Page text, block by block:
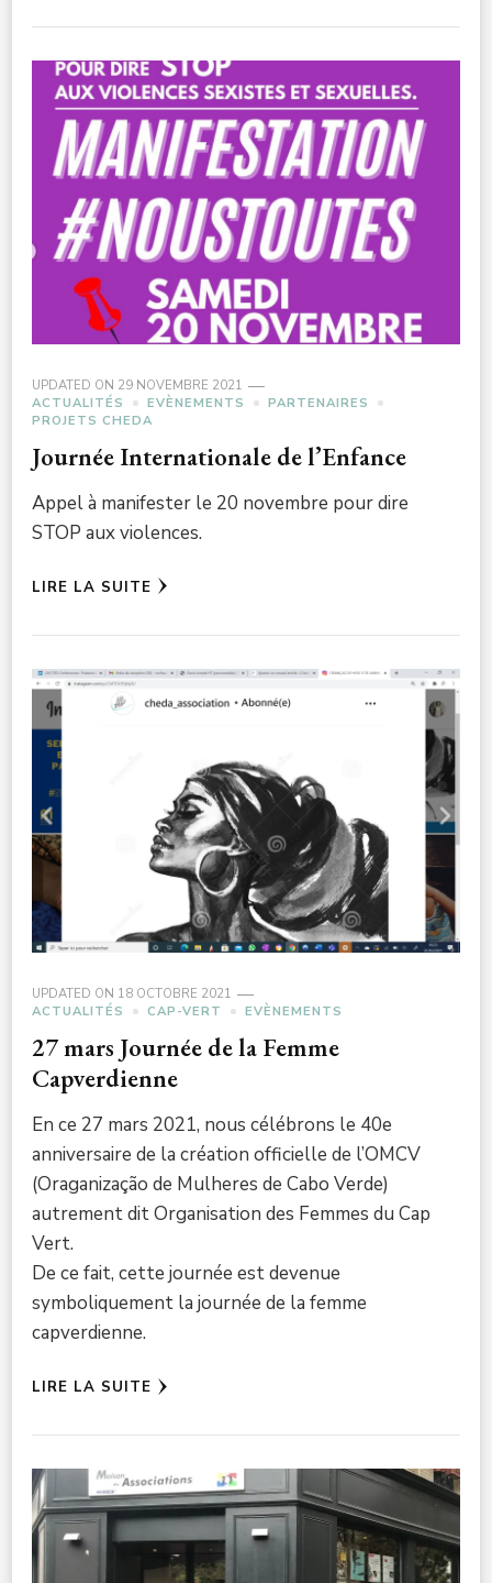
UPDATED ON 29 NOVEMBRE 2021
ACTUALITÉS
EVÈNEMENTS
PARTENAIRES
PROJETS CHEDA
Journée Internationale de l’Enfance
Appel à manifester le 20 novembre pour dire
STOP aux violences.
LIRE LA SUITE
UPDATED ON 18 OCTOBRE 2021
ACTUALITÉS
CAP-VERT EVÈNEMENTS
27 mars Journée de la Femme
Capverdienne
En ce 27 mars 2021, nous célébrons le 40e
anniversaire de la création officielle de l’OMCV
(Oraganização de Mulheres de Cabo Verde)
autrement dit Organisation des Femmes du Cap
Vert.
De ce fait, cette journée est devenue
symboliquement la journée de la femme
capverdienne.
LIRE LA SUITE